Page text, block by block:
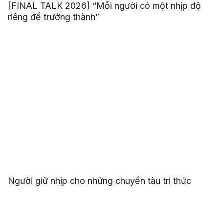
[FINAL TALK 2026] “Mỗi người có một nhịp độ
riêng để trưởng thành”
Người giữ nhịp cho những chuyến tàu tri thức